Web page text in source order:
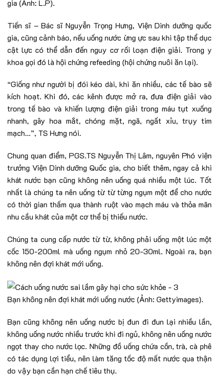
gia (Ảnh: L.P).
Tiến sĩ – Bác sĩ Nguyễn Trọng Hưng, Viện Dinh dưỡng quốc
gia, cũng cảnh báo, nếu uống nước ừng ực sau khi tập thể dục
cật lực có thể dẫn đến nguy cơ rối loạn điện giải. Trong y
khoa gọi đó là hội chứng refeeding (hội chứng nuôi ăn lại).
“Giống như người bị đói kéo dài, khi ăn nhiều, các tế bào sẽ
kích hoạt. Khi đó, các kênh được mở ra, đưa điện giải vào
trong tế bào và khiến lượng điện giải trong máu tụt xuống
nhanh, gây hoa mắt, chóng mặt, ngã, ngất xỉu, trụy tim
mạch…”, TS Hưng nói.
Chung quan điểm, PGS.TS Nguyễn Thị Lâm, nguyên Phó viện
trưởng Viện Dinh dưỡng Quốc gia, cho biết thêm, ngay cả khi
khát nước bạn cũng không nên uống quá nhiều một lúc. Tốt
nhất là chúng ta nên uống từ từ từng ngụm một để cho nước
có thời gian thấm qua thành ruột vào mạch máu và thỏa mãn
nhu cầu khát của một cơ thể bị thiếu nước.
Chúng ta cung cấp nước từ từ, không phải uống một lúc một
cốc 150-200ml mà uống ngụm nhỏ 20-30ml. Ngoài ra, bạn
không nên đợi khát mới uống.
Bạn không nên đợi khát mới uống nước (Ảnh: Gettyimages).
Bạn cũng không nên uống nước bị đun đi đun lại nhiều lần,
không uống nước nhiều trước khi đi ngủ, không nên uống nước
ngọt thay cho nước lọc. Những đồ uống chứa cồn, trà, cà phê
có tác dụng lợi tiểu, nên làm tăng tốc độ mất nước qua thận
do vậy bạn cần hạn chế tiêu thụ.